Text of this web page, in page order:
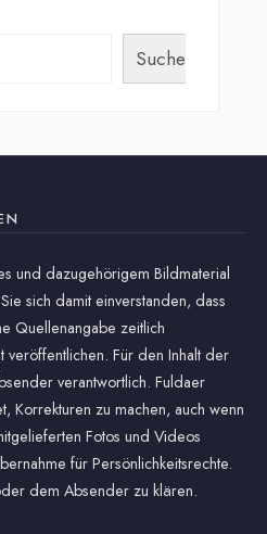
Suchen
und dazugehörigem Bildmaterial
sich damit einverstanden, dass
Quellenangabe zeitlich
veröffentlichen. Für den Inhalt der
verantwortlich. Fuldaer
Korrekturen zu machen, auch wenn
Fotos und Videos
für Persönlichkeitsrechte.
dem Absender zu klären.